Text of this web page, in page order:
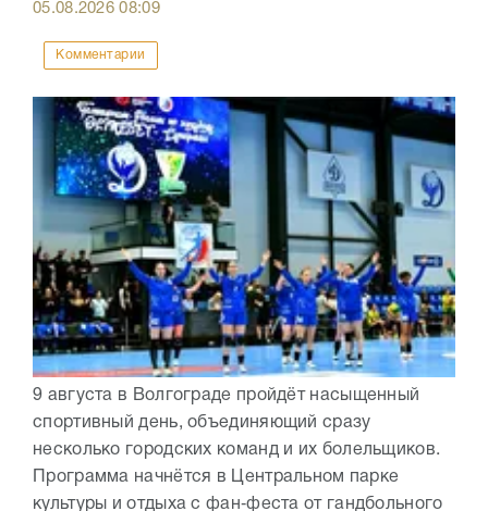
05.08.202608:09
Комментарии
9 августа в Волгограде пройдёт насыщенный
спортивный день, объединяющий сразу
несколько городских команд и их болельщиков.
Программа начнётся в Центральном парке
культуры и отдыха с фан‑феста от гандбольного